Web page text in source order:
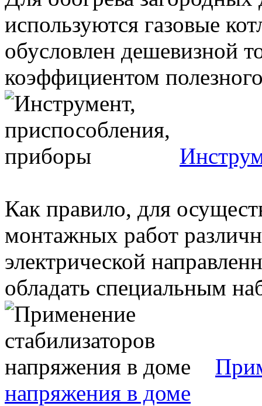
используются газовые
обусловлен дешевизной
коэффициентом
Как правило, для
монтажных работ
электрической
обладать специальным
напряжения в доме